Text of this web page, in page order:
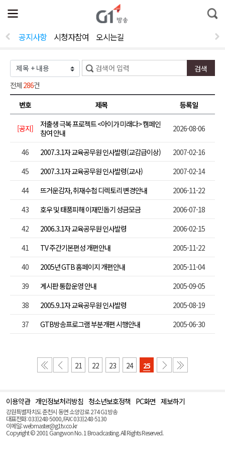
전
체
뉴
열
통
합
공지사항 시청자참여 오시는길
전체 286건
번호
제목 등록일
[공지]
저출생 극복 프로젝트 <아이가 미래다> 캠페인
참여 안내
2026-08-06
46 2007.3.1자 교육공무원 인사발령(교감급이상)
2007-02-16
45
2007.3.1자 교육공무원 인사발령(교사)
2007-02-14
44
뜨거운감자, 취재수첩 디렉토리 변경안내
2006-11-22
43
호우 및 태풍피해 이재민돕기 성금모금
2006-07-18
42
2006.3.1자 교육공무원 인사발령
2006-02-15
41
TV 주간기본편성 개편안내
2005-11-22
40
2005년 GTB 홈페이지 개편안내
2005-11-04
39
게시판 통합운영 안내
2005-09-05
38
2005.9.1자 교육공무원 인사발령
2005-08-19
37
GTB방송프로그램 부분개편 시행안내 2005-06-30
21 22 23 24 25
이용약관 개인정보처리방침 청소년보호정책 PC화면 제보하기
강원특별자치도 춘천시 동면 소양강로 274 G1방송
대표전화: 033)248-5000, FAX: 033)248-5130
이메일: webmaster@g1tv.co.kr
Copyright © 2001 Gangwon No. 1 Broadcasting. All Rights Reserved.